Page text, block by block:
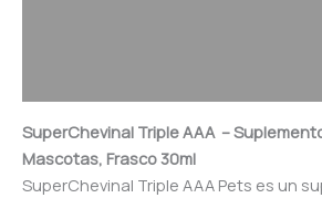
SuperChevinal Triple AAA –
Mascotas, Frasco 30ml
SuperChevinal Triple AAA Pets es un